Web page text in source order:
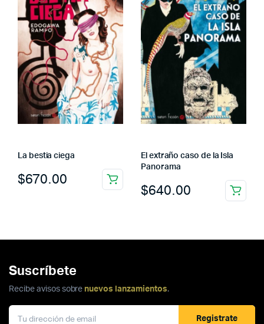
La bestia ciega
$670.00
El extraño caso de la Isla
Panorama
$640.00
Suscríbete
Recibe avisos sobre nuevos lanzamientos.
Registrate